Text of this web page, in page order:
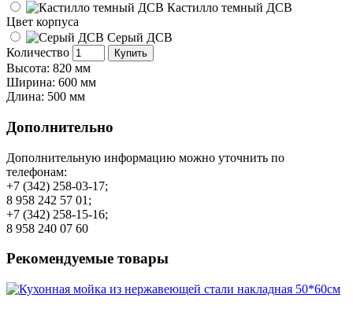
Кастилло темный ДСВ
Цвет корпуса
Серый ДСВ
Количество
Купить
Высота: 820 мм
Ширина: 600 мм
Длина: 500 мм
Дополнительно
Дополнительную информацию можно уточнить по
телефонам:
+7 (342) 258-03-17;
8 958 242 57 01;
+7 (342) 258-15-16;
8 958 240 07 60
Рекомендуемые товары